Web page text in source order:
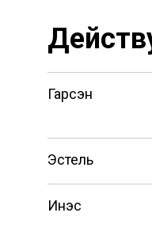
Гарсэн
Эстель
Инэс